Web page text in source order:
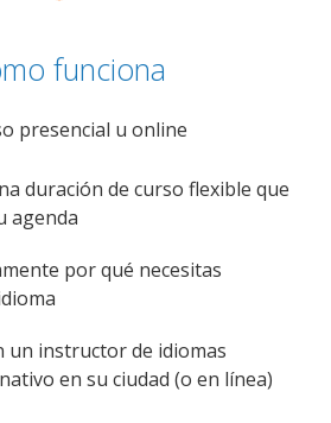
funciona
presencial u online
duración de curso flexible que
agenda
por qué necesitas
un instructor de idiomas
en su ciudad (o en línea)